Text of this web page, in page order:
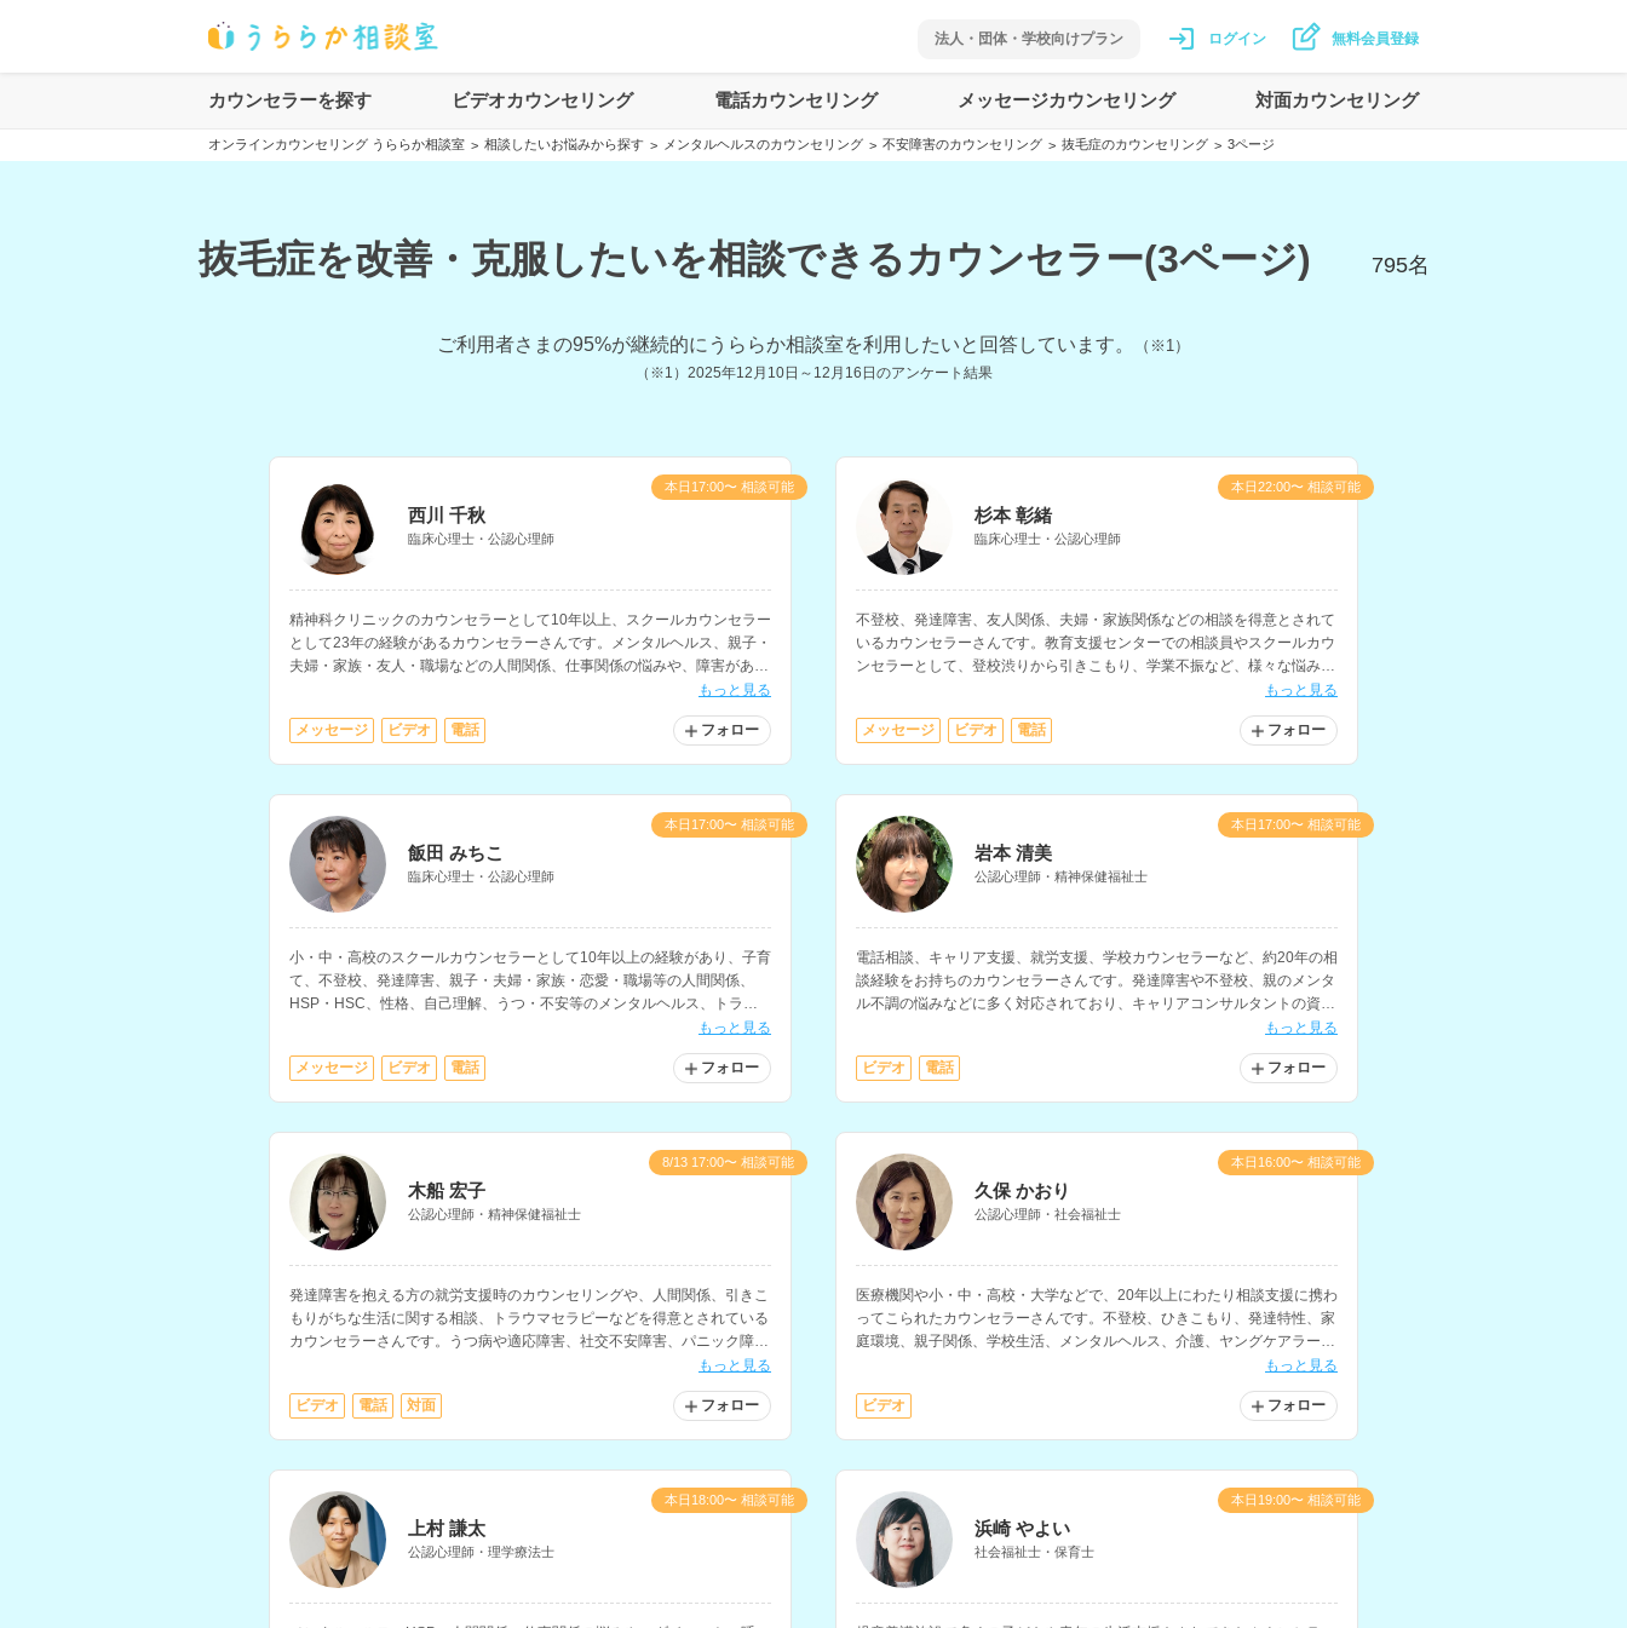
法人・団体・学校向けプラン ログイン 無料会員登録
カウンセラーを探す ビデオカウンセリング 電話カウンセリング メッセージカウンセリング 対面カウンセリング
オンラインカウンセリング うららか相談室 > 相談したいお悩みから探す > メンタルヘルスのカウンセリング > 不安障害のカウンセリング > 抜毛症のカウンセリング > 3ページ
抜毛症を改善・克服したいを相談できるカウンセラー(3ページ) 795名
ご利用者さまの95%が継続的にうららか相談室を利用したいと回答しています。 （※1）
（※1） 2025年12月10日～12月16日 のアンケート結果
西川 千秋
臨床心理士・公認心理師
精神科クリニックのカウンセラーとして10年以上、スクールカウンセラー
として23年の経験があるカウンセラーさんです。メンタルヘルス、親子・
夫婦・家族・友人・職場などの人間関係、仕事関係の悩みや、障害がある
もっと見る
メッセージ ビデオ 電話 フォロー
本日17:00〜 相談可能
杉本 彰緒
臨床心理士・公認心理師
不登校、発達障害、友人関係、夫婦・家族関係などの相談を得意とされて
いるカウンセラーさんです。教育支援センターでの相談員やスクールカウ
ンセラーとして、登校渋りから引きこもり、学業不振など、様々な悩みを
もっと見る
メッセージ ビデオ 電話 フォロー
本日22:00〜 相談可能
飯田 みちこ
臨床心理士・公認心理師
小・中・高校のスクールカウンセラーとして10年以上の経験があり、子育
て、不登校、発達障害、親子・夫婦・家族・恋愛・職場等の人間関係、
HSP・HSC、性格、自己理解、うつ・不安等のメンタルヘルス、トラウ
マ、ストレス・アンガーマネジメントの相談などに対応されているカウン
もっと見る
メッセージ ビデオ 電話 フォロー
本日17:00〜 相談可能
岩本 清美
公認心理師・精神保健福祉士
電話相談、キャリア支援、就労支援、学校カウンセラーなど、約20年の相
談経験をお持ちのカウンセラーさんです。発達障害や不登校、親のメンタ
ル不調の悩みなどに多く対応されており、キャリアコンサルタントの資格
もっと見る
ビデオ 電話 フォロー
本日17:00〜 相談可能
木船 宏子
公認心理師・精神保健福祉士
発達障害を抱える方の就労支援時のカウンセリングや、人間関係、引きこ
もりがちな生活に関する相談、トラウマセラピーなどを得意とされている
カウンセラーさんです。うつ病や適応障害、社交不安障害、パニック障
害、PTSD、生きづらさなどを抱える方の相談にも対応されています。
もっと見る
ビデオ 電話 対面 フォロー
8/13 17:00〜 相談可能
久保 かおり
公認心理師・社会福祉士
医療機関や小・中・高校・大学などで、20年以上にわたり相談支援に携わ
ってこられたカウンセラーさんです。不登校、ひきこもり、発達特性、家
庭環境、親子関係、学校生活、メンタルヘルス、介護、ヤングケアラーな
もっと見る
ビデオ フォロー
本日16:00〜 相談可能
上村 謙太
公認心理師・理学療法士
本日18:00〜 相談可能
浜崎 やよい
社会福祉士・保育士
本日19:00〜 相談可能